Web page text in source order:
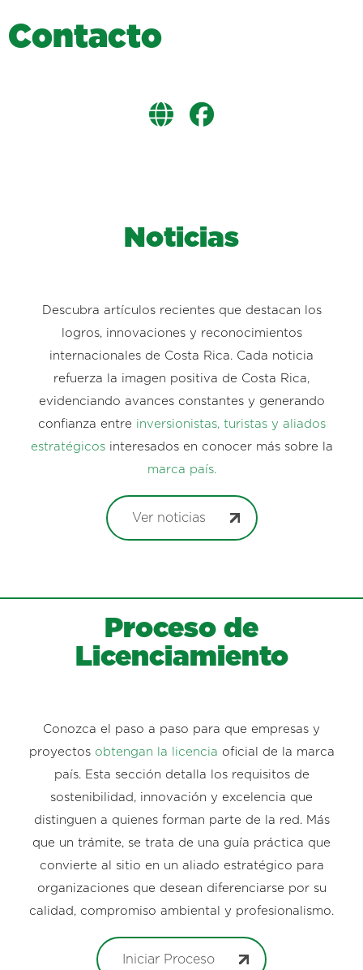
Contacto
Noticias
Descubra artículos recientes que destacan los
logros, innovaciones y reconocimientos
internacionales de Costa Rica. Cada noticia
refuerza la imagen positiva de Costa Rica,
evidenciando avances constantes y generando
confianza entre inversionistas, turistas y aliados
estratégicos interesados en conocer más sobre la
marca país.
Ver noticias
Proceso de
Licenciamiento
Conozca el paso a paso para que empresas y
proyectos obtengan la licencia oficial de la marca
país. Esta sección detalla los requisitos de
sostenibilidad, innovación y excelencia que
distinguen a quienes forman parte de la red. Más
que un trámite, se trata de una guía práctica que
convierte al sitio en un aliado estratégico para
organizaciones que desean diferenciarse por su
calidad, compromiso ambiental y profesionalismo.
Iniciar Proceso